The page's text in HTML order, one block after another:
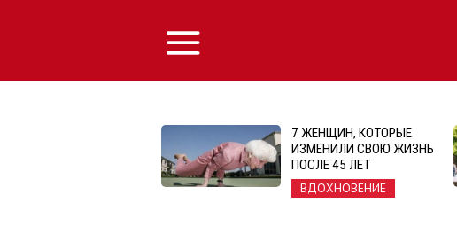
7 ЖЕНЩИН, КОТОРЫЕ
ИЗМЕНИЛИ СВОЮ ЖИЗНЬ
ПОСЛЕ 45 ЛЕТ
ВДОХНОВЕНИЕ